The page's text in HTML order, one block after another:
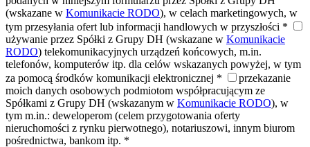
(wskazane w Komunikacie RODO), w celach marketingowych, w
tym przesyłania ofert lub informacji handlowych w przyszłości *
używanie przez Spółki z Grupy DH (wskazane w Komunikacie
RODO) telekomunikacyjnych urządzeń końcowych, m.in.
telefonów, komputerów itp. dla celów wskazanych powyżej, w tym
za pomocą środków komunikacji elektronicznej *
przekazanie
moich danych osobowych podmiotom współpracującym ze
Spółkami z Grupy DH (wskazanym w Komunikacie RODO), w
tym m.in.: deweloperom (celem przygotowania oferty
nieruchomości z rynku pierwotnego), notariuszowi, innym biurom
pośrednictwa, bankom itp. *